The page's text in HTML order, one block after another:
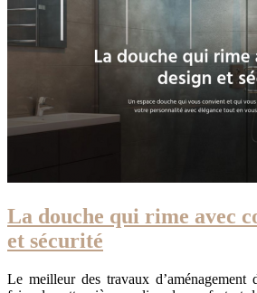
La douche qui rime avec
et sécurité
Le meilleur des travaux